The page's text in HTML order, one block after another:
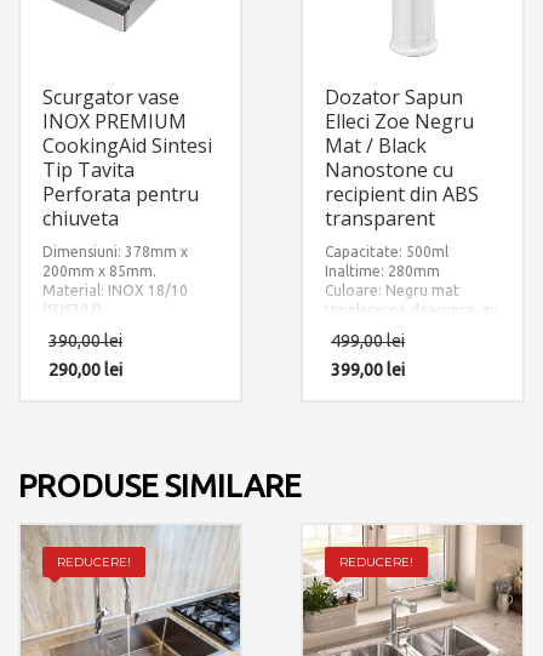
Scurgator vase
INOX PREMIUM
CookingAid Sintesi
Tip Tavita
Perforata pentru
chiuveta
Dimensiuni: 378mm x
200mm x 85mm.
Material: INOX 18/10
(SUS304)
390,00lei
290,00lei
Dozator Sapun
Elleci Zoe Negru
Mat / Black
Nanostone cu
recipient din ABS
transparent
Capacitate: 500ml
Inaltime: 280mm
Culoare: Negru mat
Umplere: pe deasupra, nu
necesita interventie sub
chiuveta dupa instalare
499,00lei
399,00lei
PRODUSE SIMILARE
REDUCERE! REDUCERE!